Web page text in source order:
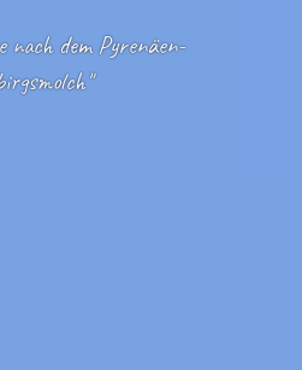
nach dem Pyrenäen-